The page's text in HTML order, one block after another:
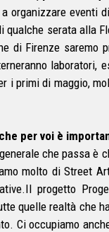
organizzare eventi
qualche serata alla
di Firenze
laboratori,
i primi di maggio,
per voi è
che passa è
molto di Street
progetto
quelle realtà che
Ci occupiamo